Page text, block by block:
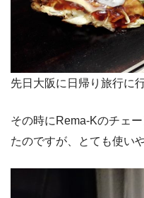
先日大阪に日帰り旅行に
その時にRema-Kのチェ
たのですが、とても使い